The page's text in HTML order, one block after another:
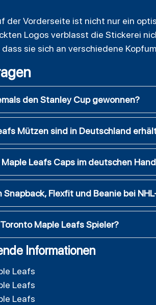
der Vorderseite ist nicht nur ein
Logos verblasst die Stickerei
sie sich an verschiedene
den Stanley Cup gewonnen?
Mützen sind in Deutschland
Leafs Caps im deutschen
Flexfit und Beanie bei
Maple Leafs Spieler?
Informationen
Leafs
Leafs
Leafs